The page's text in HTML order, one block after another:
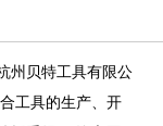
州贝特工具有限公
工具的生产、开